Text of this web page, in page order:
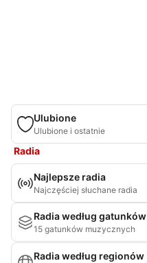
Ulubione
Ulubione i ostatnie
Radia
Najlepsze radia
Najczęściej słuchane radia
Radia według gatunków
15 gatunków muzycznych
Radia według regionów